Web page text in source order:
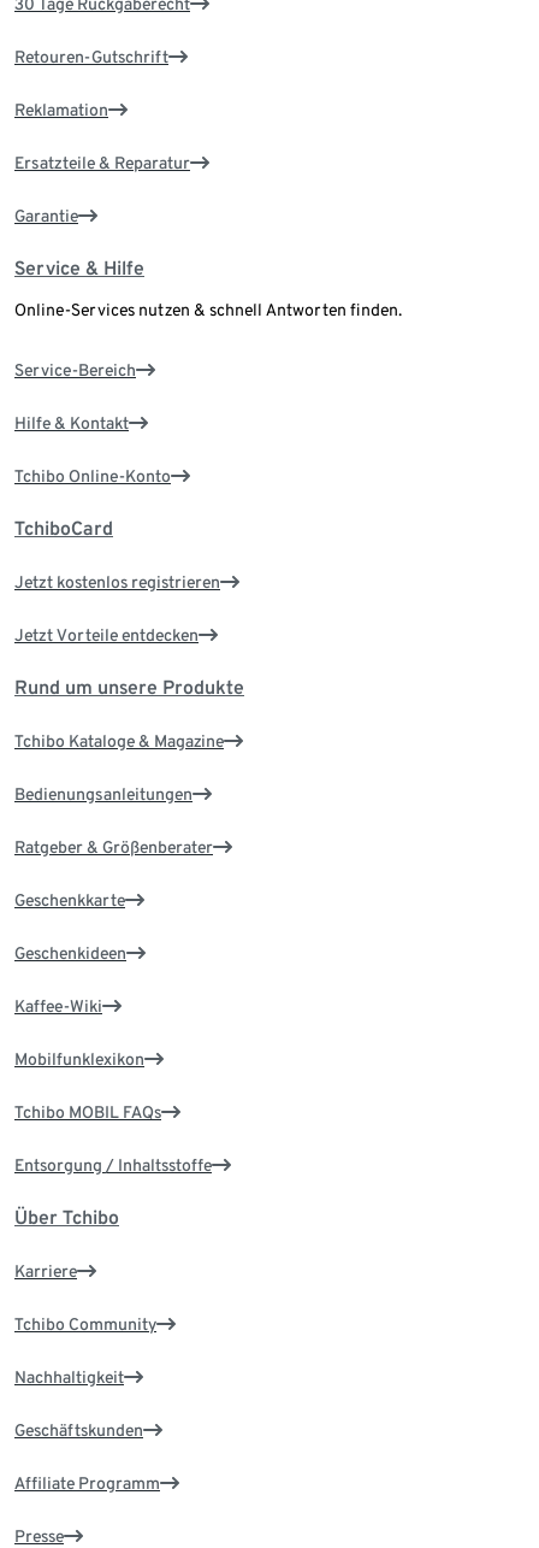
30 Tage Rückgaberecht
Retouren-Gutschrift
Reklamation
Ersatzteile & Reparatur
Garantie
Service & Hilfe
Online-Services nutzen & schnell Antworten finden.
Service-Bereich
Hilfe & Kontakt
Tchibo Online-Konto
TchiboCard
Jetzt kostenlos registrieren
Jetzt Vorteile entdecken
Rund um unsere Produkte
Tchibo Kataloge & Magazine
Bedienungsanleitungen
Ratgeber & Größenberater
Geschenkkarte
Geschenkideen
Kaffee-Wiki
Mobilfunklexikon
Tchibo MOBIL FAQs
Entsorgung / Inhaltsstoffe
Über Tchibo
Karriere
Tchibo Community
Nachhaltigkeit
Geschäftskunden
Affiliate Programm
Presse